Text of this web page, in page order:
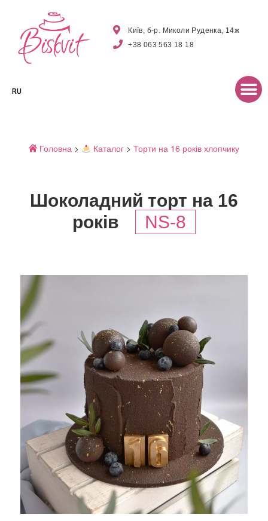
Київ, б-р. Миколи Руденка, 14ж
+38 063 563 18 18
RU
Головна > Каталог> Торти на 16 років хлопчику
Шоколадний торт на 16
років
NS-8